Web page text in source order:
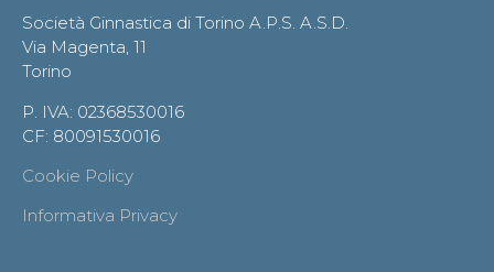
Società Ginnastica di Torino A.P.S. A.S.D.
Via Magenta, 11
Torino
P. IVA: 02368530016
CF: 80091530016
Cookie Policy
Informativa Privacy